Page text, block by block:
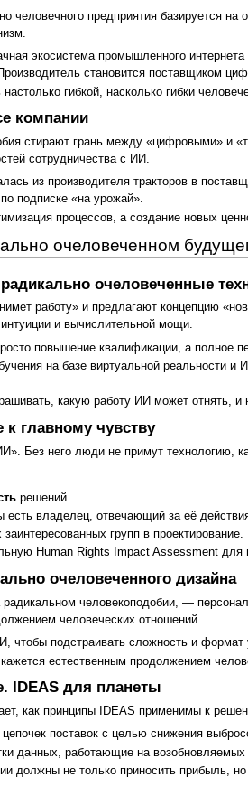
человечного предприятия
экосистема промышленного
становится поставщиком
гибкой, насколько гибки
компании
стирают грань между «цифровыми»
сотрудничества с ИИ.
из производителя тракторов в
подписке «на урожай».
процессов, а создание новых
очеловеченном
очеловеченные
работу» и предлагают концепцию
и вычислительной мощи.
повышение квалификации, а полное
на базе виртуальной реальности
какую работу ИИ может отнять, и
главному чувству
Без него люди не примут технологию,
решений.
владелец, отвечающий за её
групп в проектирование.
Human Rights Impact Assessment для
очеловеченного дизайна
радикальном человекоподобии, —
человеческих отношений.
чтобы подстраивать сложность и
естественным продолжением
IDEAS для планеты
как принципы IDEAS применимы к
поставок с целью снижения
данных, работающие на возобновляемых
должны не только приносить прибыль,